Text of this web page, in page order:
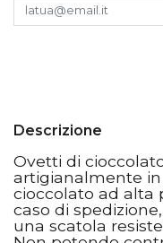
Descrizione
Ovetti di
artigianalmente
cioccolato ad alta
caso di
una scatola